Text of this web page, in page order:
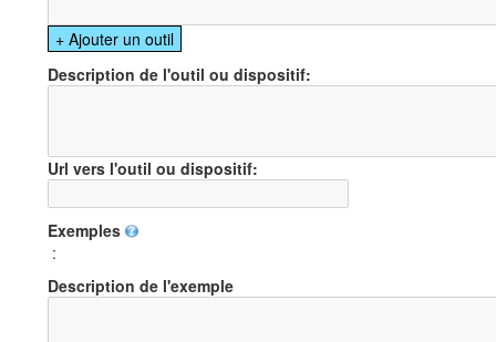
Description de l'outil ou dispositif:
Url vers l'outil ou dispositif:
Exemples
:
Description de l'exemple